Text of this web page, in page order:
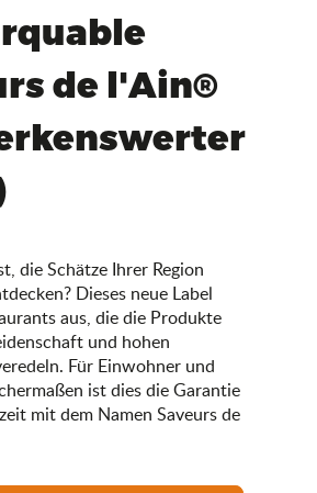
de l'Ain®
die Schätze Ihrer Region
Dieses neue Label
aus, die die Produkte
und hohen
Für Einwohner und
ist dies die Garantie
mit dem Namen Saveurs de